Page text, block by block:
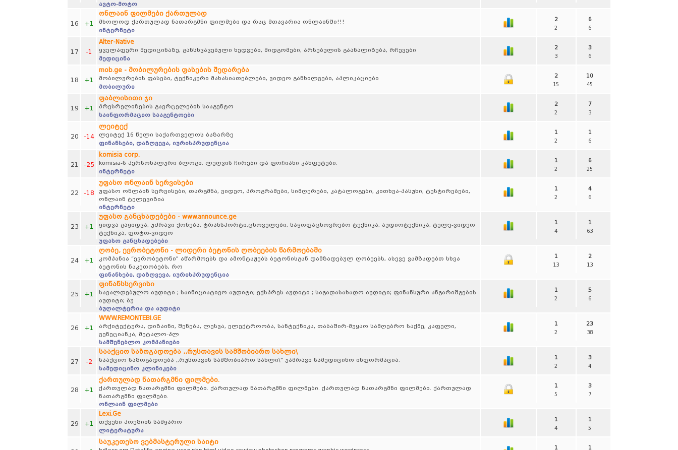
ავტო-მოტო
16 +1
ონლაინ ფილმები ქართულად
მხოლოდ ქართულად ნათარგმნი ფილმები და რაც მთავარია ონლაინში!!!
ინტერნეტი
2
2
6
6
17 -1
Alter-Native
ყველაფერი მედიცინაზე, განსხვავებული ხედვები, მიდგომები, არსებულის გაანალიზება, რჩევები
მედიცინა
2
3
3
6
18 +1
mob.ge - მობილურების ფასების შედარება
მობილურების ფასები, ტექნიკური მახასიათებლები, ვიდეო განხილვები, აპლიკაციები
მობილური
2
15
10
45
19 +1
ფაბლისითი ჯი
პრესრელიზების გავრცელების სააგენტო
საინფორმაციო სააგენტოები
2
2
7
3
20 -14
ლეიტექ
ლეიტექ 16 წელი საქართველოს ბაზარზე
ფინანსები, დაზღვევა, იურისპრუდენცია
1
2
1
6
21 -25
komisia corp.
komisia-ს პერსონალური ბლოგი. ლეღვის ჩირები და ფოჩიანი კანფეტები.
ინტერნეტი
1
2
6
25
22 -18
უფასო ონლაინ სერვისები
უფასო ონლაინ სერვისები, თარგმნა, ვიდეო, პროგრამები, სიმღერები, კატალოგები, კითხვა-პასუხი, ტესტირებები,
ონლაინ ტელევიზია
ინტერნეტი
1
2
4
6
23 +1
უფასო განცხადებები - www.announce.ge
ყიდვა გაყიდვა, უძრავი ქონება, ტრანსპორტი,ცხოველები, საყოფაცხოვრებო ტექნიკა, აუდიოტექნიკა, ტელე-ვიდეო
ტექნიკა, ფოტო-ვიდეო
უფასო განცხადებები
1
4
1
63
24 +1
ღობე, ევრობეტონი - ლიდერი ბეტონის ღობეების წარმოებაში
კომპანია “ევრობეტონი” აწარმოებს და ამონტაჟებს ბეტონისგან დამზადებულ ღობეებს, ასევე ვამზადებთ სხვა
ბეტონის ნაკეთობებს, რო
ფინანსები, დაზღვევა, იურისპრუდენცია
1
13
2
13
25 +1
ფინანსსერვისი
სავალდებულო აუდიტი ; საინიციატივო აუდიტი; ექსპრეს აუდიტი ; საგადასახადო აუდიტი; ფინანსური ანგარიშგების
აუდიტი; ბუ
ბუღალტერია და აუდიტი
1
2
5
6
26 +1
WWW.REMONTEBI.GE
არქიტექტურა, დიზაინი, შენება, ლესვა, ელექტროობა, სანტექნიკა, თაბაშირ-მუყაო სამღებრო საქმე, კაფელი,
ვენეციანკა, მეტალო-პლ
სამშენებლო კომპანიები
1
2
23
38
27 -2
სააქციო საზოგადოება ,,რუსთავის სამშობიარო სახლი\
სააქციო საზოგადოება ,,რუსთავის სამშობიარო სახლი\" უამრავი სამედიცინო ინფორმაცია.
სამედიცინო კლინიკები
1
2
3
4
28 +1
ქართულად ნათარგმნი ფილმები.
ქართულად ნათარგმნი ფილმები. ქართულად ნათარგმნი ფილმები. ქართულად ნათარგმნი ფილმები. ქართულად
ნათარგმნი ფილმები.
ონლაინ ფილმები
1
5
3
7
29 +1
Lexi.Ge
თქვენი პოეზიის სამყარო
ლიტერატურა
1
4
1
5
საუკეთესო ვებმასტერული საიტი
1 1